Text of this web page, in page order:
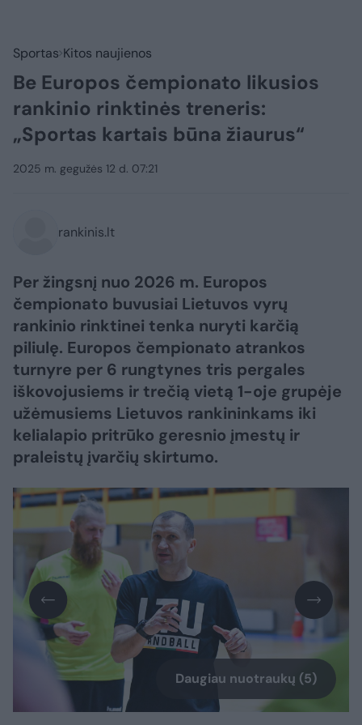
Sportas Kitos naujienos
Be Europos čempionato likusios
rankinio rinktinės treneris:
„Sportas kartais būna žiaurus“
2025 m. gegužės 12 d. 07:21
rankinis.lt
Per žingsnį nuo 2026 m. Europos
čempionato buvusiai Lietuvos vyrų
rankinio rinktinei tenka nuryti karčią
piliulę. Europos čempionato atrankos
turnyre per 6 rungtynes tris pergales
iškovojusiems ir trečią vietą 1-oje grupėje
užėmusiems Lietuvos rankininkams iki
kelialapio pritrūko geresnio įmestų ir
praleistų įvarčių skirtumo.
Daugiau nuotraukų (5)